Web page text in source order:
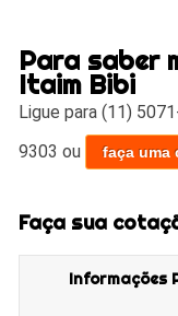
Para saber
Itaim Bibi
Ligue para(11)
9303 ou faça uma
Faça sua
Informações